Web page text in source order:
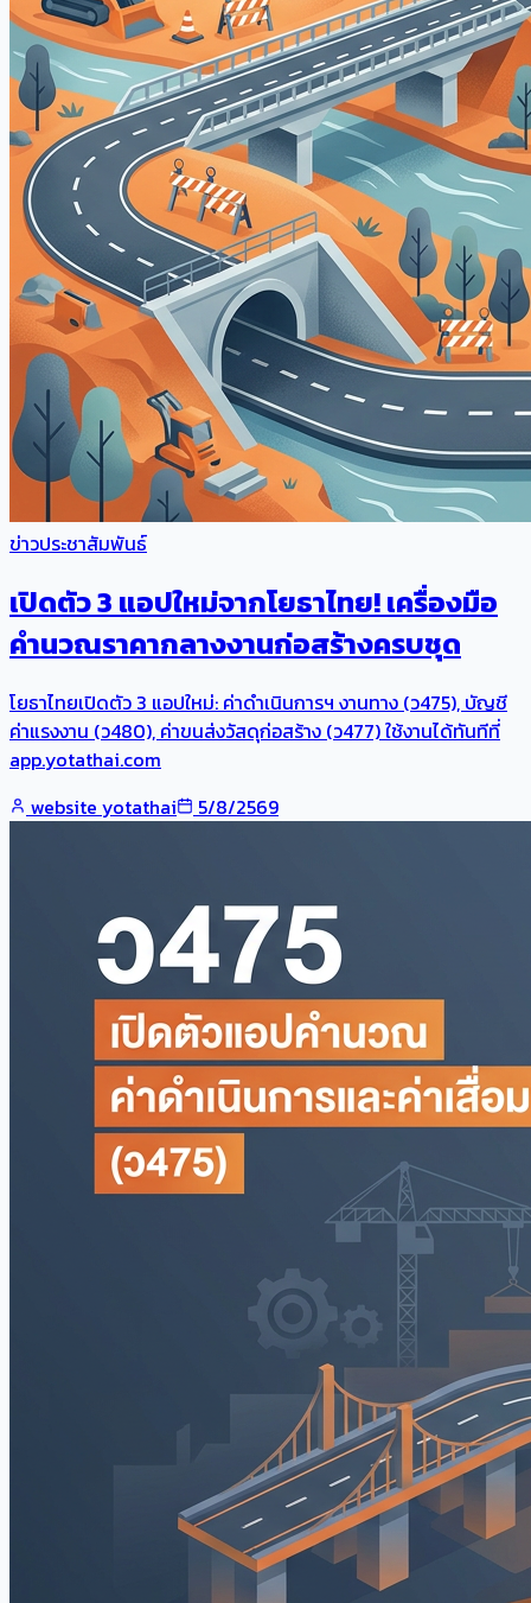
ข่าวประชาสัมพันธ์
เปิดตัว 3 แอปใหม่จากโยธาไทย! เครื่องมือ
คำนวณราคากลางงานก่อสร้างครบชุด
โยธาไทยเปิดตัว 3 แอปใหม่: ค่าดำเนินการฯ งานทาง (ว475), บัญชี
ค่าแรงงาน (ว480), ค่าขนส่งวัสดุก่อสร้าง (ว477) ใช้งานได้ทันทีที่
app.yotathai.com
website yotathai
5/8/2569